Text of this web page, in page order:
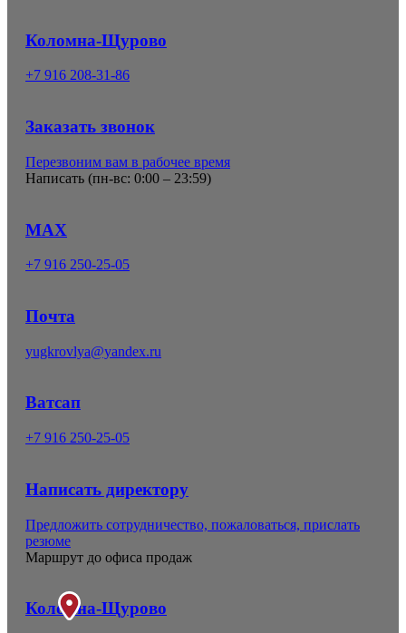
Коломна-Щурово
+7 916 208-31-86
Заказать звонок
Перезвоним вам в рабочее время
Написать (пн-вс: 0:00 – 23:59)
MAX
+7 916 250-25-05
Почта
yugkrovlya@yandex.ru
Ватсап
+7 916 250-25-05
Написать директору
Предложить сотрудничество, пожаловаться, прислать
резюме
Маршрут до офиса продаж
Коломна-Щурово